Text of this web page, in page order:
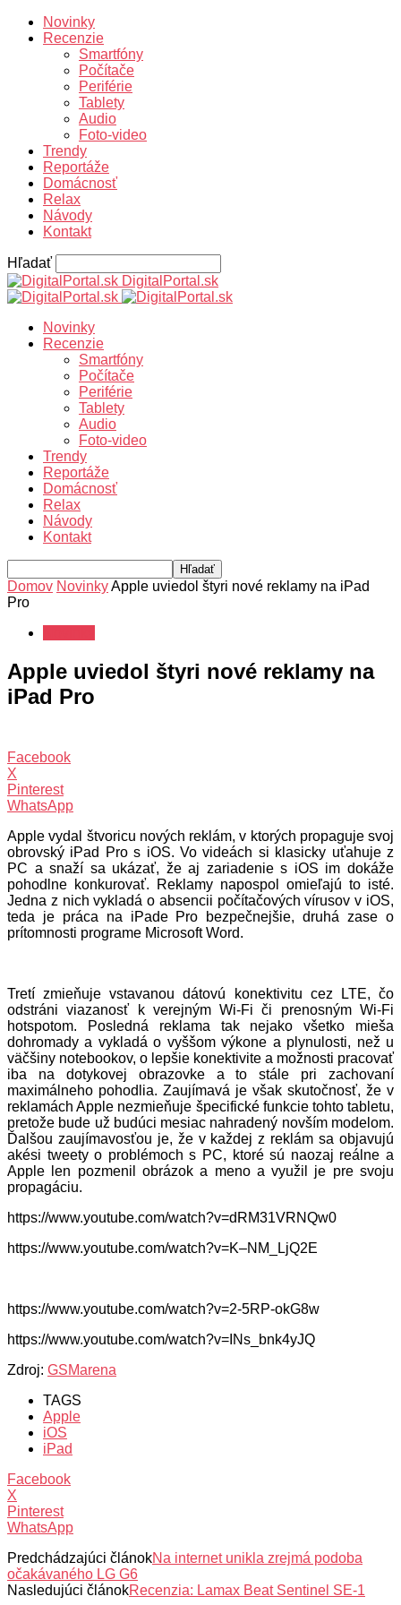
Novinky
Recenzie
Smartfóny
Počítače
Periférie
Tablety
Audio
Foto-video
Trendy
Reportáže
Domácnosť
Relax
Návody
Kontakt
Hľadať
DigitalPortal.sk
Novinky
Recenzie
Smartfóny
Počítače
Periférie
Tablety
Audio
Foto-video
Trendy
Reportáže
Domácnosť
Relax
Návody
Kontakt
Domov NovinkyApple uviedol štyri nové reklamy na iPad
Pro
Apple uviedol štyri nové reklamy na
iPad Pro
Facebook
X
Pinterest
WhatsApp
Apple vydal štvoricu nových reklám, v ktorých propaguje svoj
obrovský iPad Pro s iOS. Vo videách si klasicky uťahuje z
PC a snaží sa ukázať, že aj zariadenie s iOS im dokáže
pohodlne konkurovať. Reklamy napospol omieľajú to isté.
Jedna z nich vykladá o absencii počítačových vírusov v iOS,
teda je práca na iPade Pro bezpečnejšie, druhá zase o
prítomnosti programe Microsoft Word.
Tretí zmieňuje vstavanou dátovú konektivitu cez LTE, čo
odstráni viazanosť k verejným Wi-Fi či prenosným Wi-Fi
hotspotom. Posledná reklama tak nejako všetko mieša
dohromady a vykladá o vyššom výkone a plynulosti, než u
väčšiny notebookov, o lepšie konektivite a možnosti pracovať
iba na dotykovej obrazovke a to stále pri zachovaní
maximálneho pohodlia. Zaujímavá je však skutočnosť, že v
reklamách Apple nezmieňuje špecifické funkcie tohto tabletu,
pretože bude už budúci mesiac nahradený novším modelom.
Ďalšou zaujímavosťou je, že v každej z reklám sa objavujú
akési tweety o problémoch s PC, ktoré sú naozaj reálne a
Apple len pozmenil obrázok a meno a využil je pre svoju
propagáciu.
https://www.youtube.com/watch?v=dRM31VRNQw0
https://www.youtube.com/watch?v=K–NM_LjQ2E
https://www.youtube.com/watch?v=2-5RP-okG8w
https://www.youtube.com/watch?v=INs_bnk4yJQ
Zdroj: GSMarena
TAGS
Apple
iOS
iPad
Facebook
X
Pinterest
WhatsApp
Predchádzajúci článokNa internet unikla zrejmá podoba
očakávaného LG G6
Nasledujúci článokRecenzia: Lamax Beat Sentinel SE-1